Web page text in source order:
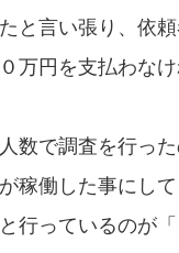
と言い張り、依
万円を支払わな
数で調査を行っ
稼働した事にし
行っているのが